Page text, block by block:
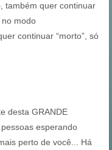
também quer continuar
no modo
continuar “morto”, só
desta GRANDE
esperando
perto de você... Há